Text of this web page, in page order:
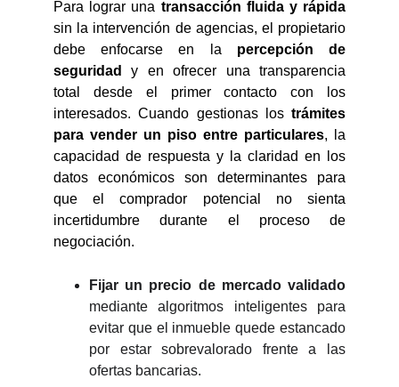
Para lograr una transacción fluida y rápida
sin la intervención de agencias, el propietario
debe enfocarse en la percepción de
seguridad
y en ofrecer una transparencia
total desde el primer contacto con los
interesados. Cuando gestionas los trámites
para vender un piso entre particulares, la
capacidad de respuesta y la claridad en los
datos económicos son determinantes para
que el comprador potencial no sienta
incertidumbre durante el proceso de
negociación.
Fijar un precio de mercado validado
mediante algoritmos inteligentes para
evitar que el inmueble quede estancado
por estar sobrevalorado frente a las
ofertas bancarias.